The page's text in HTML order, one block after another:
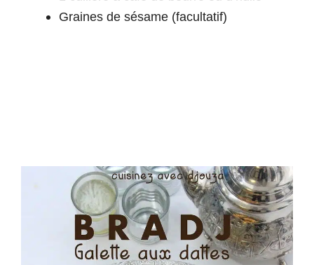
Graines de sésame (facultatif)